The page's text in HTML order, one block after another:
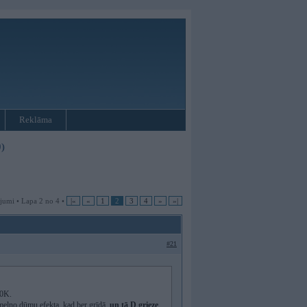
Reklāma
• Lapa 2 no 4 • |« « 1 2 3 4 » »|
#21
dūmu efekta, kad ber grīdā, un tā D grieze